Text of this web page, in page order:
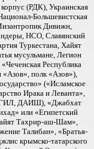
(РДК), Украинская
Большевистская
Дивижн,
НСО, Славянский
Туркестана, Хайят
мусульмане, Легион
Республика
полк «Азов»),
(«Исламское
Ирака и Леванта»,
ДАИШ), «Джабхат
или «Египетский
Тахрир-аш-Шам»,
Талибан», «Братья-
крымско-татарского